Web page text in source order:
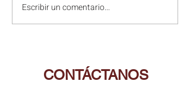
Escribir un comentario...
CONTÁCTANOS